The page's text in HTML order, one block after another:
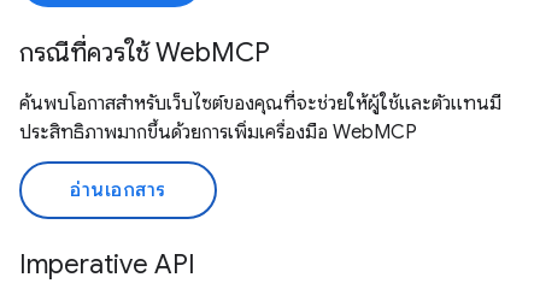
กรณีที่ควรใช้ WebMCP
ค้นพบโอกาสสำหรับเว็บไซต์ของคุณที่จะช่วยให้ผู้ใช้และตัวแทนมี
ประสิทธิภาพมากขึ้นด้วยการเพิ่มเครื่องมือ WebMCP
อ่านเอกสาร
Imperative API